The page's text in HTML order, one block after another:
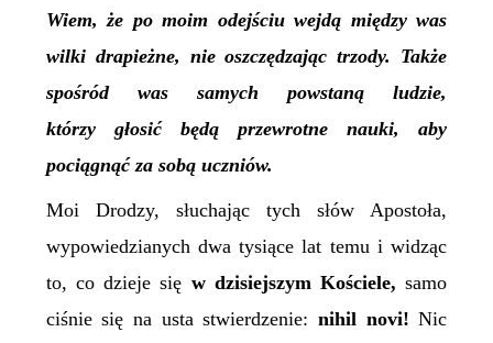
Wiem, że po moim odejściu wejdą między was
wilki drapieżne, nie oszczędzając trzody. Także
spośród was samych powstaną ludzie,
którzy głosić będą przewrotne nauki, aby
pociągnąć za sobą uczniów.
Moi Drodzy, słuchając tych słów Apostoła,
wypowiedzianych dwa tysiące lat temu i widząc
to, co dzieje się w dzisiejszym Kościele,samo
ciśnie się na usta stwierdzenie: nihil novi!Nic